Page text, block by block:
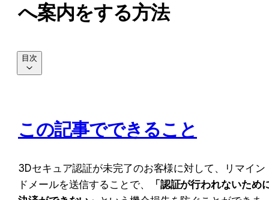
へ案内をする方法
この記事でできること
3Dセキュア認証が未完了のお客様に対して、リマイン
ドメールを送信することで、
「認証が行われないため
目次